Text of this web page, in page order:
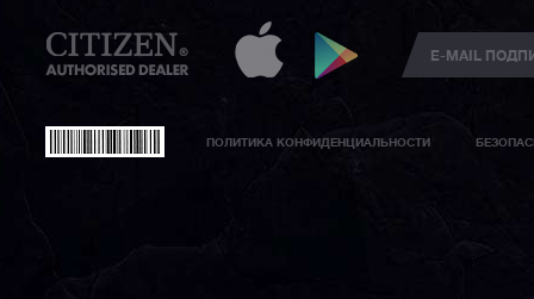
ПОЛИТИКА КОНФИДЕНЦИАЛЬНОСТИ